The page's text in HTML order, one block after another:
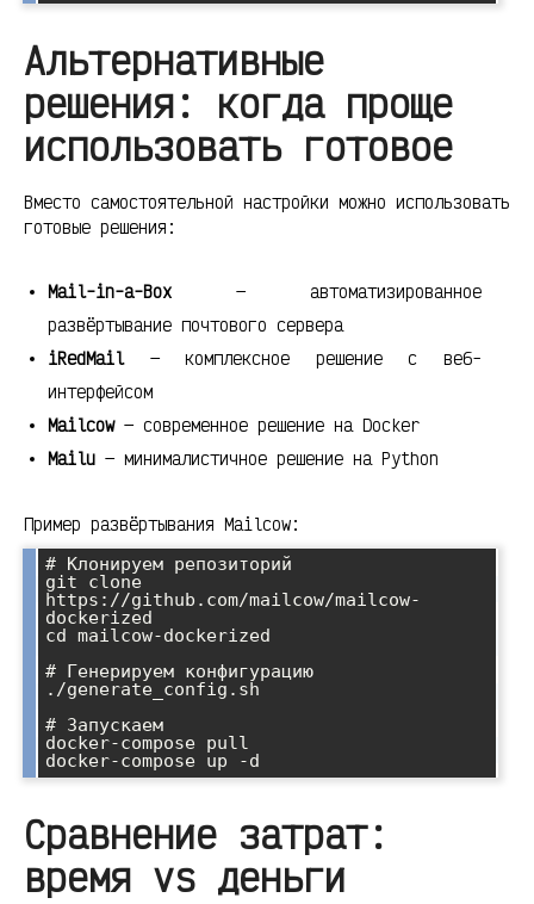
Альтернативные
решения: когда проще
использовать готовое
Вместо самостоятельной настройки можно использовать
готовые решения:
Mail-in-a-Box — автоматизированное
развёртывание почтового сервера
iRedMail— комплексное решение с веб-
интерфейсом
Mailcow— современное решение на Docker
Mailu — минималистичное решение на Python
Пример развёртывания Mailcow:
# Клонируем репозиторий
git clone
https://github.com/mailcow/mailcow-
dockerized
cd mailcow-dockerized
# Генерируем конфигурацию
./generate_config.sh
# Запускаем
docker-compose pull
Сравнение затрат:
время vs деньги